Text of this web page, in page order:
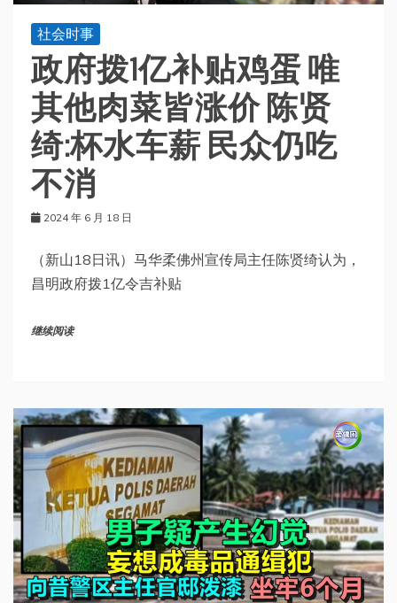
社会时事
政府拨1亿补贴鸡蛋 唯
其他肉菜皆涨价 陈贤
绮:杯水车薪 民众仍吃
不消
2024 年 6 月 18 日
（新山18日讯）马华柔佛州宣传局主任陈贤绮认为，
昌明政府拨1亿令吉补贴
继续阅读